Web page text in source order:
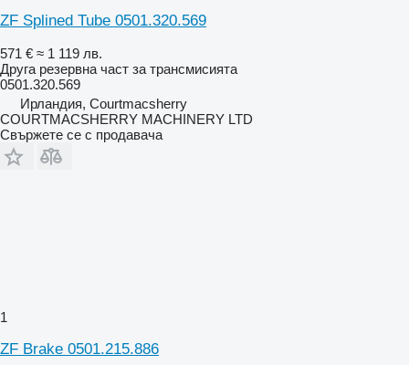
ZF Splined Tube 0501.320.569
571 € ≈ 1 119 лв.
Друга резервна част за трансмисията
0501.320.569
Ирландия, Courtmacsherry
COURTMACSHERRY MACHINERY LTD
Свържете се с продавача
1
ZF Brake 0501.215.886